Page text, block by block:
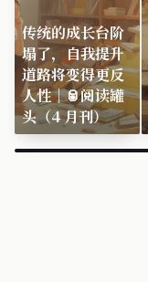
传统的成长台阶
塌了，自我提升
道路将变得更反
人性｜🥫阅读罐
头（4 月刊）